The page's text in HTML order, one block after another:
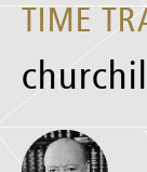
TIME
churchill